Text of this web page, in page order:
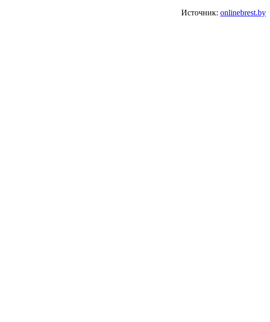
Источник: onlinebrest.by